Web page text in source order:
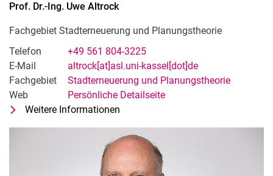
Prof. Dr.-Ing. Uwe Altrock
Fachgebiet Stadterneuerung und Planungstheorie
Telefon
+49 561 804-3225
E-Mail
altrock[at]asl.uni-kassel[dot]de
Fachgebiet
Stadterneuerung und Planungstheorie
Web
Persönliche Detailseite
Weitere Informationen